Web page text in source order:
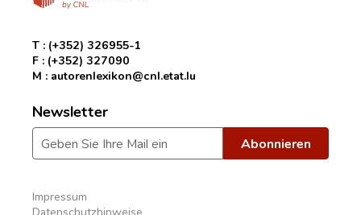
T : (+352) 326955-1
F : (+352) 327090
M : autorenlexikon@cnl.etat.lu
Newsletter
Impressum
Datenschutzhinweise